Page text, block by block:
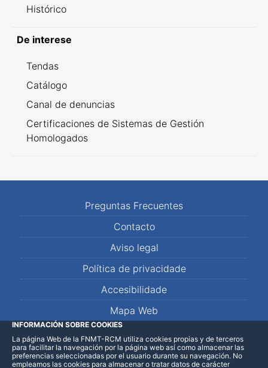
Histórico
De interese
Tendas
Catálogo
Canal de denuncias
Certificaciones de Sistemas de Gestión
Homologados
Preguntas Frecuentes
Contacto
Aviso legal
Política de privacidade
Accesibilidade
Mapa Web
LinkedInFacebookWhatsApp
INFORMACIÓN SOBRE COOKIES
La página Web de la FNMT-RCM utiliza cookies propias y de terceros
para facilitar la navegación por la página web así como almacenar las
preferencias seleccionadas por el usuario durante su navegación. No
empleamos las cookies para almacenar o tratar datos de carácter